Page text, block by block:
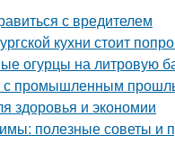
с вредителем
кухни стоит
огурцы на литровую
с промышленным
здоровья и экономии
полезные советы